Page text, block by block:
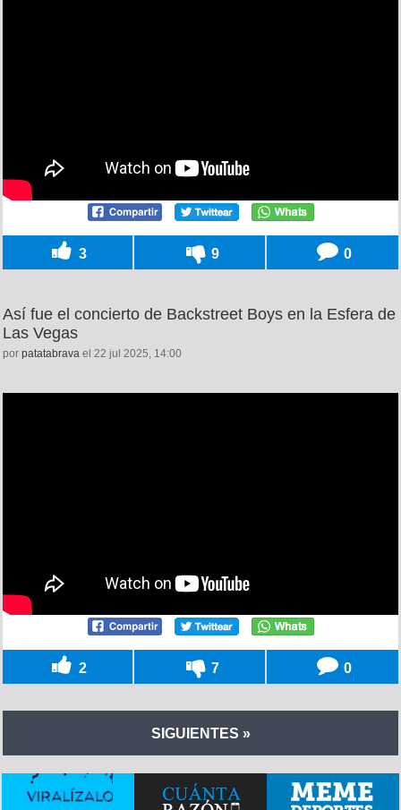
3 9 0
Así fue el concierto de Backstreet Boys en la Esfera de
Las Vegas
por patatabrava el 22 jul 2025, 14:00
2 7 0
SIGUIENTES »